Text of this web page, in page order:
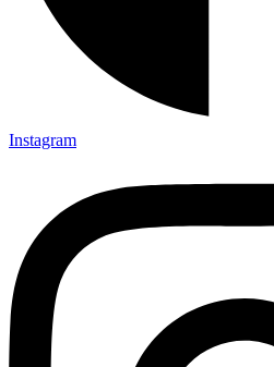
Instagram